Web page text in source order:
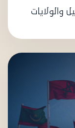
والولايات